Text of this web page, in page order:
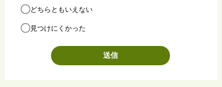
どちらともいえない
見つけにくかった